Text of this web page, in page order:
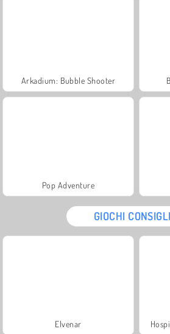
Arkadium: Bubble Shooter
Pop Adventure
GIOCHI
Elvenar